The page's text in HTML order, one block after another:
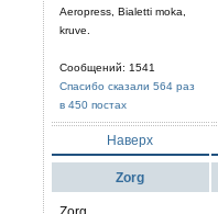
Aeropress, Bialetti moka,
kruve.
Сообщений: 1541
Спасибо сказали 564 раз
в 450 постах
Наверх
Zorg